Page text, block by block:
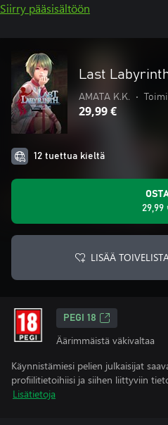
Siirry pääsisältöön
Last
AMATA K.K. •
29,99 €
12 tuettua kieltä
29,99
LISÄÄ
PEGI 18
Äärimmäistä väkivaltaa
Käynnistämiesi pelien julkaisijat
profiilitietoihiisi ja siihen liittyviin
Lisätietoja